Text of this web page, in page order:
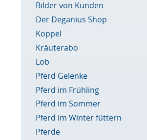
Bilder von Kunden
Der Deganius Shop
Koppel
Kräuterabo
Lob
Pferd Gelenke
Pferd im Frühling
Pferd im Sommer
Pferd im Winter füttern
Pferde